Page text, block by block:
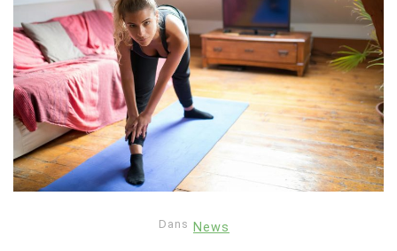
Dans News